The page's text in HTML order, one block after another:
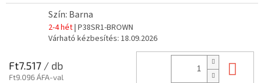
Szín: Barna
2-4 hét| P38SR1-BROWN
Várható kézbesítés: 18.09.2026
Ft7.517 / db
Ft9.096 ÁFA-val